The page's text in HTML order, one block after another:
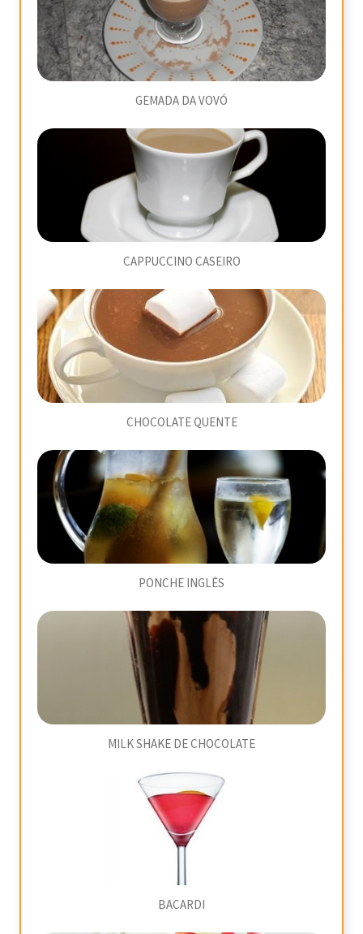
GEMADA DA VOVÓ
CAPPUCCINO CASEIRO
CHOCOLATE QUENTE
PONCHE INGLÊS
MILK SHAKE DE CHOCOLATE
BACARDI